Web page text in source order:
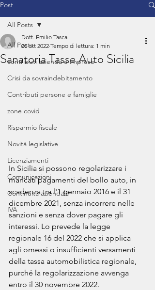
Post
All Posts
contributi azienda e imprese
Crisi da sovraindebitamento
Contributi persone e famiglie
zone covid
Risparmio fiscale
Novità legislative
Licenziamenti
Comunicazioni
Continuità aziendale
IVA
All Posts
Sanatoria Tasse Auto Sicilia
Dott. Emilio Tasca
20 ott 2022 Tempo di lettura: 1 min
In Sicilia si possono regolarizzare i
mancati pagamenti del bollo auto, in
scadenza tra l'1 gennaio 2016 e il 31
dicembre 2021, senza incorrere nelle
sanzioni e senza dover pagare gli
interessi. Lo prevede la legge
regionale 16 del 2022 che si applica
agli omessi o insufficienti versamenti
della tassa automobilistica regionale,
purché la regolarizzazione avvenga
entro il 30 novembre 2022.